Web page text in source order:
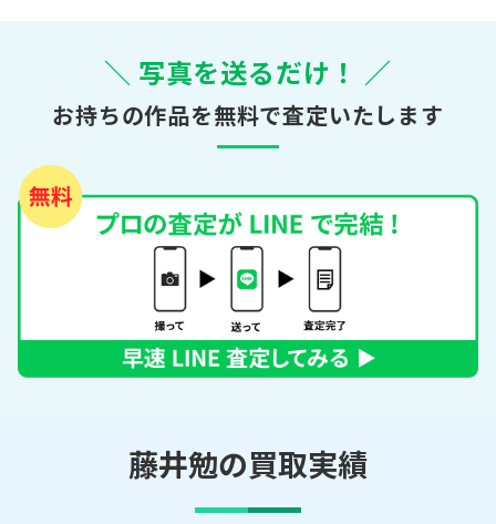
＼ 写真を送るだけ！ ／
お持ちの作品を無料で査定いたします
藤井勉の買取実績